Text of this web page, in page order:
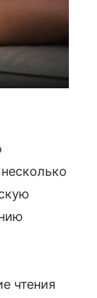
чтения